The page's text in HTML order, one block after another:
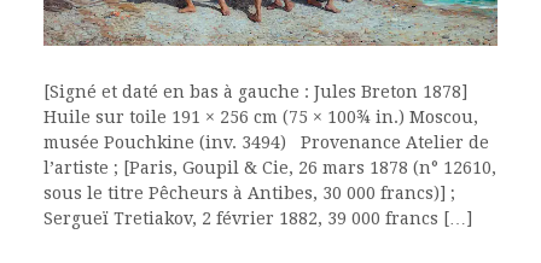
[Signé et daté en bas à gauche : Jules Breton 1878]
Huile sur toile 191 × 256 cm (75 × 100¾ in.) Moscou,
musée Pouchkine (inv. 3494) Provenance Atelier de
l’artiste ; [Paris, Goupil & Cie, 26 mars 1878 (n° 12610,
sous le titre Pêcheurs à Antibes, 30 000 francs)] ;
Sergueï Tretiakov, 2 février 1882, 39 000 francs […]